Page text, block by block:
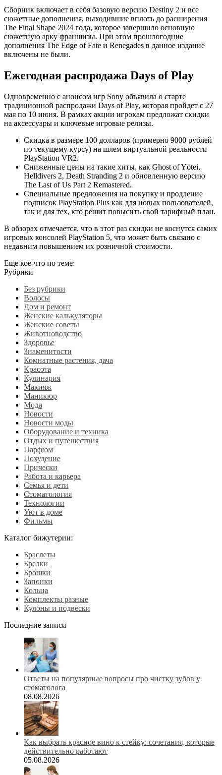
Сборник включает в себя базовую версию Destiny 2 и все
сюжетные дополнения, выходившие вплоть до расширения
The Final Shape 2024 года, которое завершило основную
сюжетную арку франшизы. При этом прошлогодние
дополнения The Edge of Fate и Renegades в данное издание
включены не были.
Ежегодная распродажа Days of Play
Одновременно с анонсом игр Sony объявила о старте
традиционной распродажи Days of Play, которая пройдет с 27
мая по 10 июня. В рамках акции игрокам предложат скидки
на аксессуары и ключевые игровые релизы.
Скидка в размере 100 долларов (примерно 9000 рублей
по текущему курсу) на шлем виртуальной реальности
PlayStation VR2.
Сниженные цены на такие хиты, как Ghost of Yōtei,
Helldivers 2, Death Stranding 2 и обновленную версию
The Last of Us Part 2 Remastered.
Специальные предложения на покупку и продление
подписок PlayStation Plus как для новых пользователей,
так и для тех, кто решит повысить свой тарифный план.
В обзорах отмечается, что в этот раз скидки не коснутся самих
игровых консолей PlayStation 5, что может быть связано с
недавним повышением их розничной стоимости.
Еще кое-что по теме:
Рубрики
Без рубрики
Волосы
Дом и ремонт
Женские калькуляторы
Женские советы
Животноводство
Здоровье
Знаменитости
Комнатные растения, дача
Красота
Кулинария
Макияж
Маникюр
Мода
Новости
Новости моды
Оборудование и техника
Отдых и путешествия
Парфюм
Похудение
Прически
Работа и карьера
Семья и дети
Стоматология
Технологии
Уют в доме
Фильмы
Каталог бижутерии:
Браслеты
Брелки
Брошки
Запонки
Кольца
Комплекты разные
Кулоны и подвески
Последние записи
Ответы на популярные вопросы про чистку зубов у
стоматолога
08.08.2026
Как выбрать красное вино к стейку: сочетания, которые
действительно работают
05.08.2026